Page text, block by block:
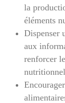
la
éléments
Dispenser
aux
renforcer